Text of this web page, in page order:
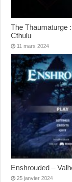
The Thaumaturge
Cthulu
11 mars 2024
Enshrouded –
25 janvier 2024